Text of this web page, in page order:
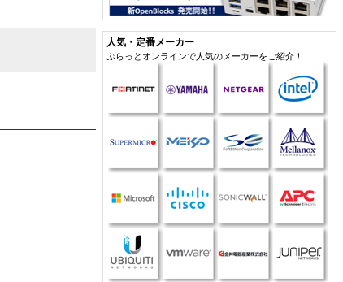
人気・定番メーカー
ぷらっとオンラインで人気のメーカーをご紹介！